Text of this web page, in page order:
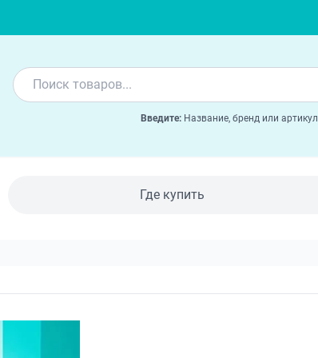
Введите: Название, бренд или артикул
Где купить